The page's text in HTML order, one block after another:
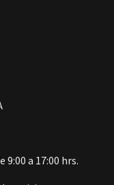
a 17:00 hrs.